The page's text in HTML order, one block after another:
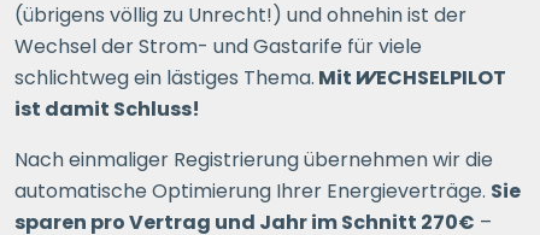
(übrigens völlig zu Unrecht!) und ohnehin ist der
Wechsel der Strom- und Gastarife für viele
schlichtweg ein lästiges Thema. Mit WECHSELPILOT
ist damit Schluss!
Nach einmaliger Registrierung übernehmen wir die
automatische Optimierung Ihrer Energieverträge. Sie
sparen pro Vertrag und Jahr im Schnitt 270€ –